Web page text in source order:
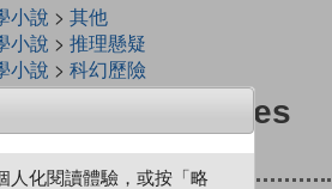
小說 > 其他
小說 > 推理懸疑
小說 > 科幻歷險
Affair at Styles
人化閱讀體驗，或按「略